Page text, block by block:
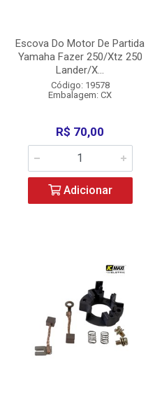
Escova Do Motor De Partida
Yamaha Fazer 250/Xtz 250
Lander/X...
Código: 19578
Embalagem: CX
R$ 70,00
Adicionar